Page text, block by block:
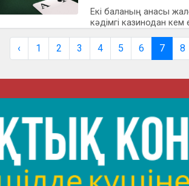
Екі баланың анасы
кәдімгі казинодан кем
‹ 1 2 3 4 5 6 7 8